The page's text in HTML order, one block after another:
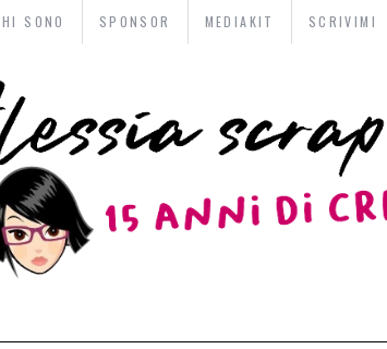
SONO SPONSOR MEDIAKIT SCRIVIMI